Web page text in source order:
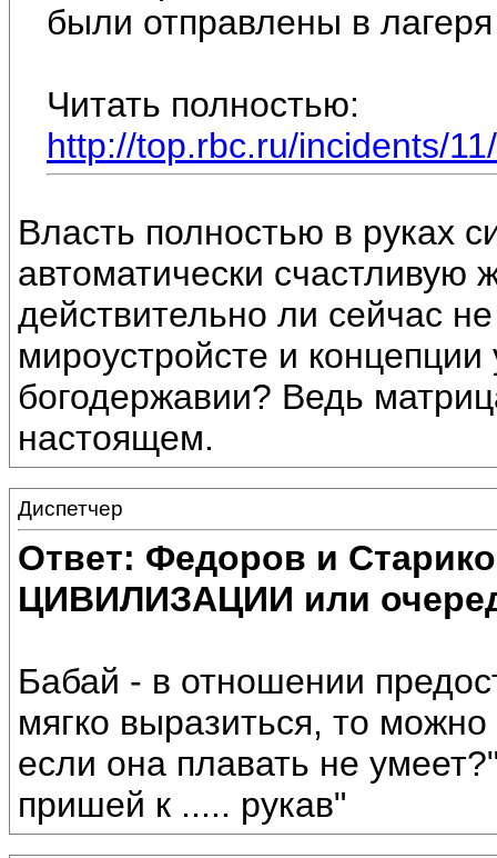
были отправлены в
Читать полностью:
http://top.rbc.ru/incidents/
Власть полностью в руках
автоматически счастливую
действительно ли сейчас
мироустройсте и
богодержавии? Ведь
настоящем.
Диспетчер
Ответ: Федоров и
ЦИВИЛИЗАЦИИ или
Бабай - в отношении
мягко выразиться, то
если она плавать не
пришей к ..... рукав"